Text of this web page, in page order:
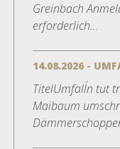
Greinbach
erforderlich...
14.08.2026 -
TitelUmfall´n tut
Maibaum